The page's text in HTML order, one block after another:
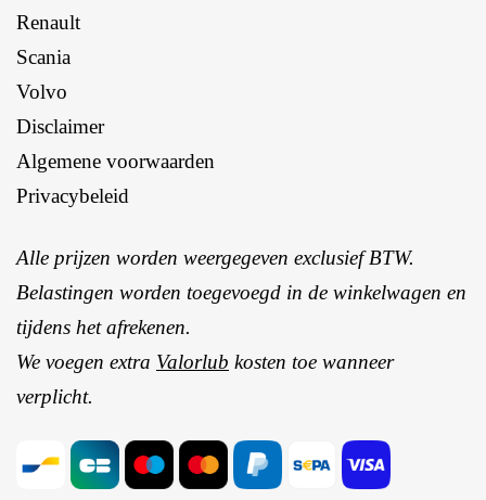
Renault
Scania
Volvo
Disclaimer
Algemene voorwaarden
Privacybeleid
Alle prijzen worden weergegeven exclusief BTW.
Belastingen worden toegevoegd in de winkelwagen en
tijdens het afrekenen.
We voegen extra Valorlub kosten toe wanneer
verplicht.